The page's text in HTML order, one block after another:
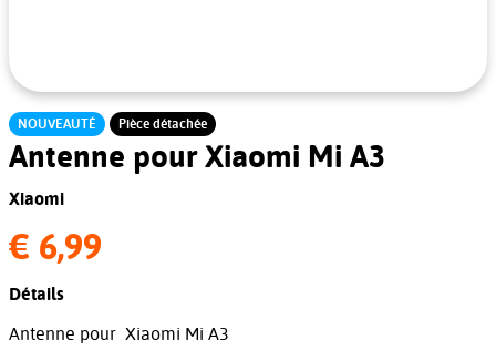
NOUVEAUTÉ Pièce détachée
Antenne pour Xiaomi Mi A3
Xiaomi
€ 6,99
Détails
Antenne pour Xiaomi Mi A3